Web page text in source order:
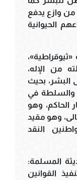
من وازع يدفع
الحيوانية
من الإله،
البشر، بحيث
والسلطة في
الحاكم، وهو
وهو مقيد
النقد
المسلمة:
القوانين